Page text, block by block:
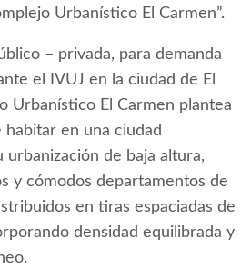
Urbanístico El Carmen”.
– privada, para demanda
el IVUJ en la ciudad de El
Urbanístico El Carmen plantea
en una ciudad
urbanización de baja altura,
y cómodos departamentos de
en tiras espaciadas de
densidad equilibrada y